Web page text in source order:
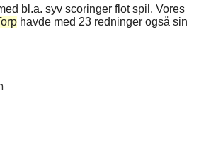
bl.a. syv scoringer flot spil. Vores
havde med 23 redninger også sin